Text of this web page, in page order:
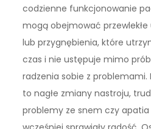
codzienne funkcjonowanie
mogą obejmować
lub przygnębienia, które
czas i nie ustępuje mimo
radzenia sobie z problemami.
to nagłe zmiany nastroju,
problemy ze snem czy